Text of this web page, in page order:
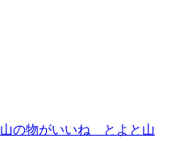
山の物がいいね とよと山